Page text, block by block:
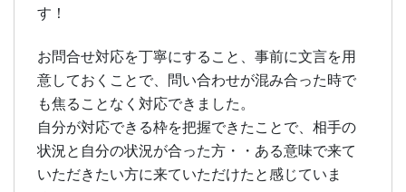
す！
お問合せ対応を丁寧にすること、事前に文言を用
意しておくことで、問い合わせが混み合った時で
も焦ることなく対応できました。
自分が対応できる枠を把握できたことで、相手の
状況と自分の状況が合った方・・ある意味で来て
いただきたい方に来ていただけたと感じていま